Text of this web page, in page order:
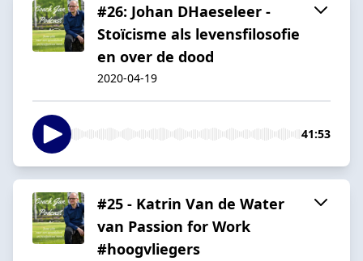
#26: Johan DHaeseleer -
Stoïcisme als levensfilosofie
en over de dood
2020-04-19
41:53
#25 - Katrin Van de Water
van Passion for Work
#hoogvliegers